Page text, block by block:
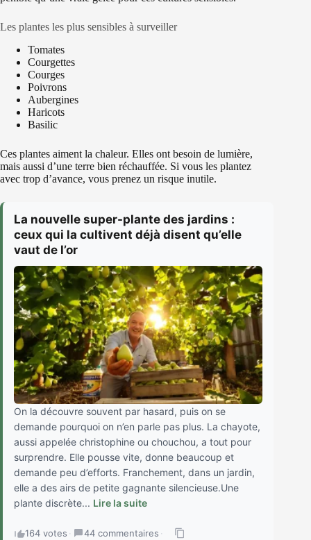
Les plantes les plus sensibles à surveiller
Tomates
Courgettes
Courges
Poivrons
Aubergines
Haricots
Basilic
Ces plantes aiment la chaleur. Elles ont besoin de lumière,
mais aussi d’une terre bien réchauffée. Si vous les plantez
avec trop d’avance, vous prenez un risque inutile.
La nouvelle super-plante des jardins :
ceux qui la cultivent déjà disent qu’elle
vaut de l’or
On la découvre souvent par hasard, puis on se
demande pourquoi on n’en parle pas plus. La chayote,
aussi appelée christophine ou chouchou, a tout pour
surprendre. Elle pousse vite, donne beaucoup et
demande peu d’efforts. Franchement, dans un jardin,
elle a des airs de petite gagnante silencieuse.Une
plante discrète... Lire la suite
164 votes · 44 commentaires ·